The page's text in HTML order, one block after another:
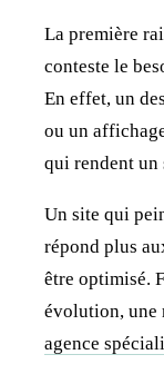
La première
conteste le
En effet, un
ou un
qui rendent un
Un site qui
répond plus
être optimisé.
évolution, une
agence